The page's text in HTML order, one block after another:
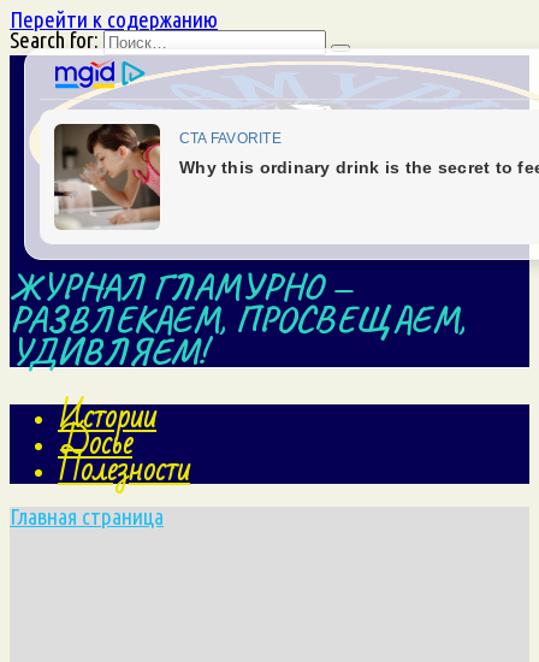
Перейти к содержанию
Search for:
ЖУРНАЛ ГЛАМУРНО —
РАЗВЛЕКАЕМ, ПРОСВЕЩАЕМ,
УДИВЛЯЕМ!
Истории
Досье
Полезности
Главная страница